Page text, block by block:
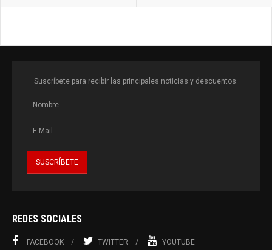
Suscríbete para recibir las principales noticias y descuentos.
REDES SOCIALES
FACEBOOK TWITTER YOUTUBE